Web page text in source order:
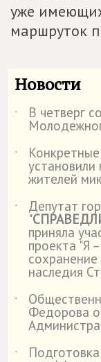
уже
маршруток
Новости
˙ В четверг
˙
жителей
˙
Депутат
"
приняла
проекта "Я
сохранение
наследия
˙
Федорова
˙